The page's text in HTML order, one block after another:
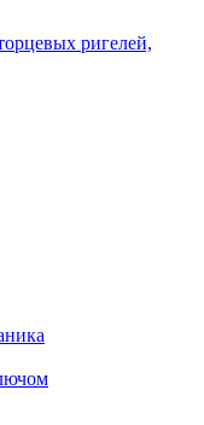
ригелей,